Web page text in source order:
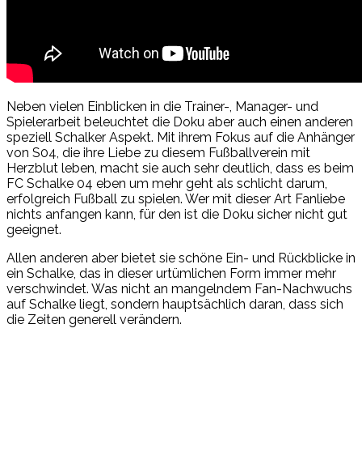
Neben vielen Einblicken in die Trainer-, Manager- und
Spielerarbeit beleuchtet die Doku aber auch einen anderen
speziell Schalker Aspekt. Mit ihrem Fokus auf die Anhänger
von S04, die ihre Liebe zu diesem Fußballverein mit
Herzblut leben, macht sie auch sehr deutlich, dass es beim
FC Schalke 04 eben um mehr geht als schlicht darum,
erfolgreich Fußball zu spielen. Wer mit dieser Art Fanliebe
nichts anfangen kann, für den ist die Doku sicher nicht gut
geeignet.
Allen anderen aber bietet sie schöne Ein- und Rückblicke in
ein Schalke, das in dieser urtümlichen Form immer mehr
verschwindet. Was nicht an mangelndem Fan-Nachwuchs
auf Schalke liegt, sondern hauptsächlich daran, dass sich
die Zeiten generell verändern.